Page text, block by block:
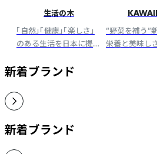
生活の木
「自然」「健康」「楽しさ」
のある生活を日本に提
イフスタイルカンパニ
油などをもとに品質の高
い商品をお届けします。
“野菜を補う”
栄養と美味し
新着ブランド
新着ブランド